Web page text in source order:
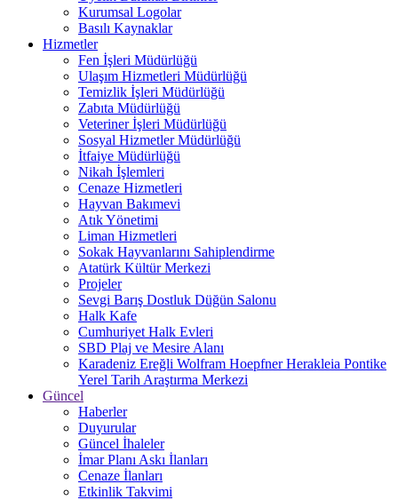
Kurumsal Logolar
Basılı Kaynaklar
Hizmetler
Fen İşleri Müdürlüğü
Ulaşım Hizmetleri Müdürlüğü
Temizlik İşleri Müdürlüğü
Zabıta Müdürlüğü
Veteriner İşleri Müdürlüğü
Sosyal Hizmetler Müdürlüğü
İtfaiye Müdürlüğü
Nikah İşlemleri
Cenaze Hizmetleri
Hayvan Bakımevi
Atık Yönetimi
Liman Hizmetleri
Sokak Hayvanlarını Sahiplendirme
Atatürk Kültür Merkezi
Projeler
Sevgi Barış Dostluk Düğün Salonu
Halk Kafe
Cumhuriyet Halk Evleri
SBD Plaj ve Mesire Alanı
Karadeniz Ereğli Wolfram Hoepfner Herakleia Pontike
Yerel Tarih Araştırma Merkezi
Güncel
Haberler
Duyurular
Güncel İhaleler
İmar Planı Askı İlanları
Cenaze İlanları
Etkinlik Takvimi